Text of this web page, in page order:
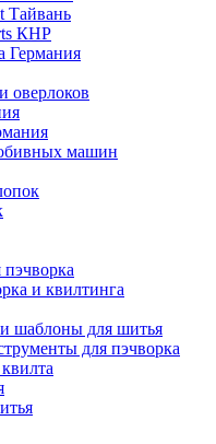
Тайвань
КНР
Германия
оверлоков
машин
и квилтинга
шаблоны для шитья
для пэчворка